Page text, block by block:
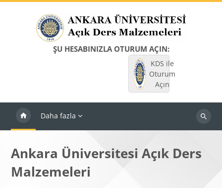
ŞU HESABINIZLA OTURUM AÇIN:
KDS ile
Oturum
Açın
Daha fazla
Dersleri
Ankara Üniversitesi Açık Ders
Malzemeleri